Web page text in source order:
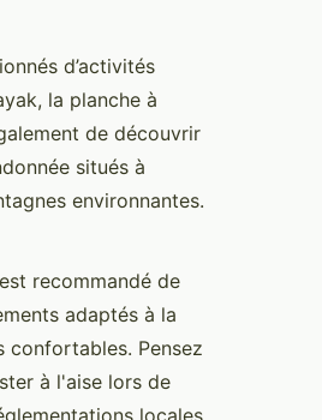
d’activités
la planche à
de découvrir
situés à
environnantes.
recommandé de
adaptés à la
confortables. Pensez
à l'aise lors de